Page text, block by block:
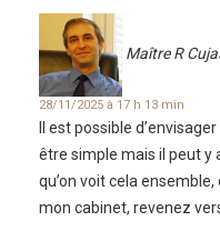
Maître R
28/11/2025 à 17 h 13 min
Il est possible
être simple mais il peut y
qu’on voit cela
mon cabinet, revenez